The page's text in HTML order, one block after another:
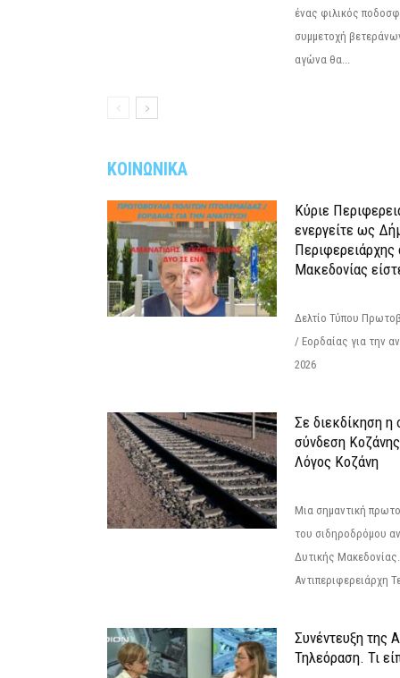
ένας φιλικός
συμμετοχή
αγώνα θα...
ΚΟΙΝΩΝΙΚΑ
Κύριε
ενεργείτε ως
Περιφερειάρχης
Μακεδονίας
Δελτίο Τύπου
/ Εορδαίας για την
2026
Σε διεκδίκηση η
σύνδεση
Λόγος Κοζάνη
Μια σημαντική
του σιδηροδρόμου
Δυτικής
Αντιπεριφερειάρχη
Συνέντευξη της
Τηλεόραση. Τι